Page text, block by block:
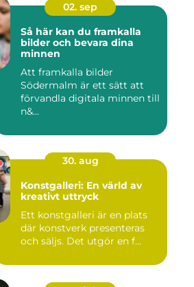
02. sep
Så här kan du framkalla
bilder och bevara dina
minnen
Att framkalla bilder
Södermalm är ett sätt att
förvandla digitala minnen till
n&...
30. aug
Konstgalleri: En värld av
kreativt uttryck
Ett konstgalleri är en plats
där konstverk presenteras
och säljs. Det utgör en f...